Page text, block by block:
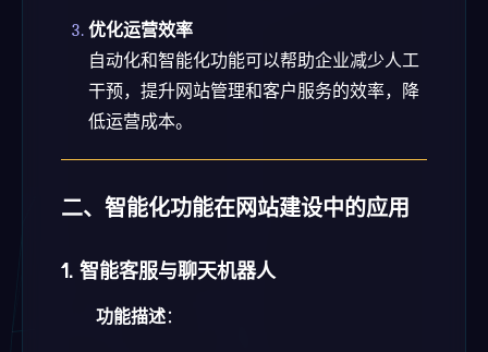
优化运营效率
自动化和智能化功能可以帮助企业减少人工
干预，提升网站管理和客户服务的效率，降
低运营成本。
二、智能化功能在网站建设中的应用
1. 智能客服与聊天机器人
功能描述：